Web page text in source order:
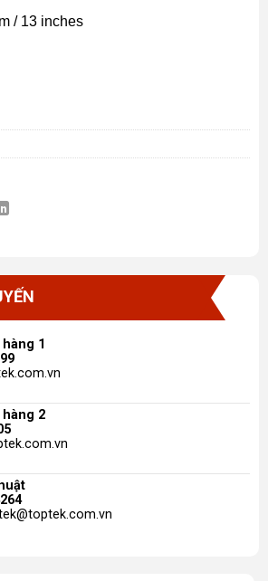
/ 13 inches
1
hàng 2